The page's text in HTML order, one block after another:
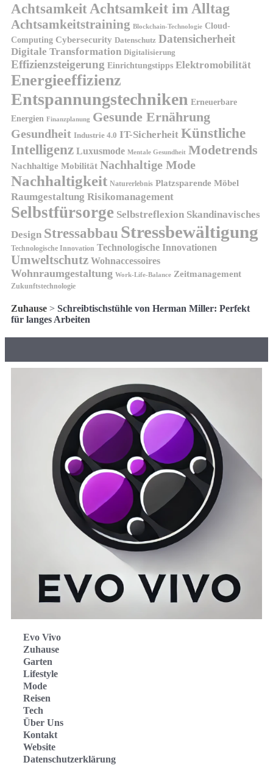
AchtsamkeitAchtsamkeit im Alltag
Achtsamkeitstraining Blockchain-Technologie Cloud-
Computing Cybersecurity Datenschutz Datensicherheit
Digitale Transformation Digitalisierung
Effizienzsteigerung Einrichtungstipps Elektromobilität
Energieeffizienz
Entspannungstechniken Erneuerbare
Energien Finanzplanung Gesunde Ernährung
Gesundheit Industrie 4.0 IT-Sicherheit Künstliche
Intelligenz Luxusmode Mentale Gesundheit Modetrends
Nachhaltige Mobilität Nachhaltige Mode
Nachhaltigkeit Naturerlebnis Platzsparende Möbel
Raumgestaltung Risikomanagement
Selbstfürsorge Selbstreflexion Skandinavisches
Design Stressabbau Stressbewältigung
Technologische Innovation Technologische Innovationen
Umweltschutz Wohnaccessoires
Wohnraumgestaltung Work-Life-Balance Zeitmanagement
Zukunftstechnologie
Zuhause > Schreibtischstühle von Herman Miller: Perfekt
für langes Arbeiten
Evo Vivo
Zuhause
Garten
Lifestyle
Mode
Reisen
Tech
Über Uns
Kontakt
Website
Datenschutzerklärung